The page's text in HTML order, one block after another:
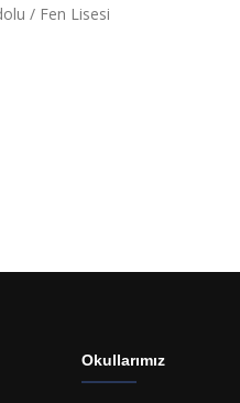
/ Fen Lisesi
Okullarımız